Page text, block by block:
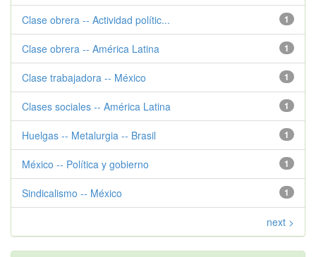
1
Clase obrera -- Actividad polític...
1
Clase obrera -- América Latina
1
Clase trabajadora -- México
1
Clases sociales -- América Latina
1
Huelgas -- Metalurgia -- Brasil
1
México -- Política y gobierno
1
Sindicalismo -- México
next >